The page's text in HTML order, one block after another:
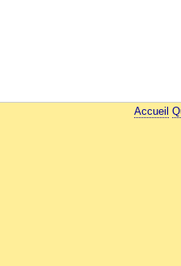
Accueil